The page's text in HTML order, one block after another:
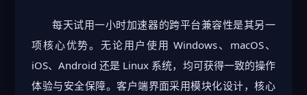
每天试用一小时加速器的跨平台兼容性是其另一
项核心优势。无论用户使用 Windows、macOS、
iOS、Android 还是 Linux 系统，均可获得一致的操作
体验与安全保障。客户端界面采用模块化设计，核心